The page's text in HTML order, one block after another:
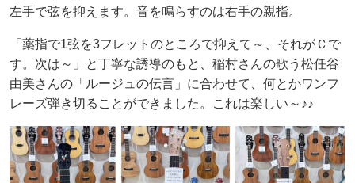
左手で弦を抑えます。音を鳴らすのは右手の親指。
「薬指で1弦を3フレットのところで抑えて～、それがＣで
す。次は～」と丁寧な誘導のもと、稲村さんの歌う松任谷
由美さんの「ルージュの伝言」に合わせて、何とかワンフ
レーズ弾き切ることができました。これは楽しい～♪♪